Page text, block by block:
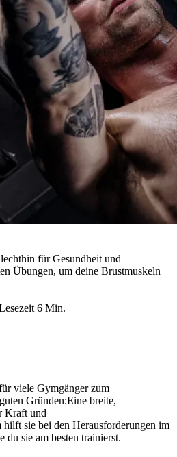
für Gesundheit und
Übungen, um deine Brustmuskeln
6 Min.
viele Gymgänger zum
Gründen:Eine breite,
Kraft und
sie bei den Herausforderungen im
sie am besten trainierst.